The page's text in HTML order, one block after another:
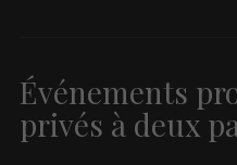
Événements
privés à deux